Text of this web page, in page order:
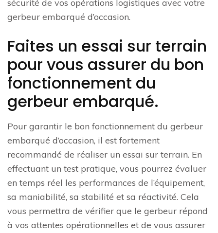
sécurité de vos opérations logistiques avec votre
gerbeur embarqué d’occasion.
Faites un essai sur terrain
pour vous assurer du bon
fonctionnement du
gerbeur embarqué.
Pour garantir le bon fonctionnement du gerbeur
embarqué d’occasion, il est fortement
recommandé de réaliser un essai sur terrain. En
effectuant un test pratique, vous pourrez évaluer
en temps réel les performances de l’équipement,
sa maniabilité, sa stabilité et sa réactivité. Cela
vous permettra de vérifier que le gerbeur répond
à vos attentes opérationnelles et de vous assurer